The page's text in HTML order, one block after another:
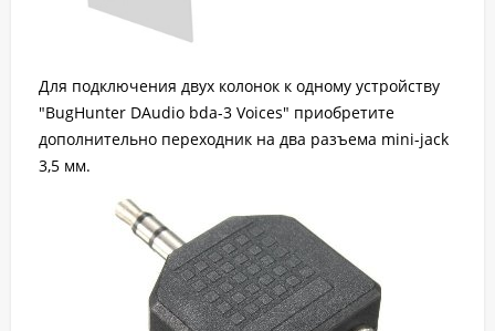
Для подключения двух колонок к одному устройству
"BugHunter DAudio bda-3 Voices" приобретите
дополнительно переходник на два разъема mini-jack
3,5 мм.